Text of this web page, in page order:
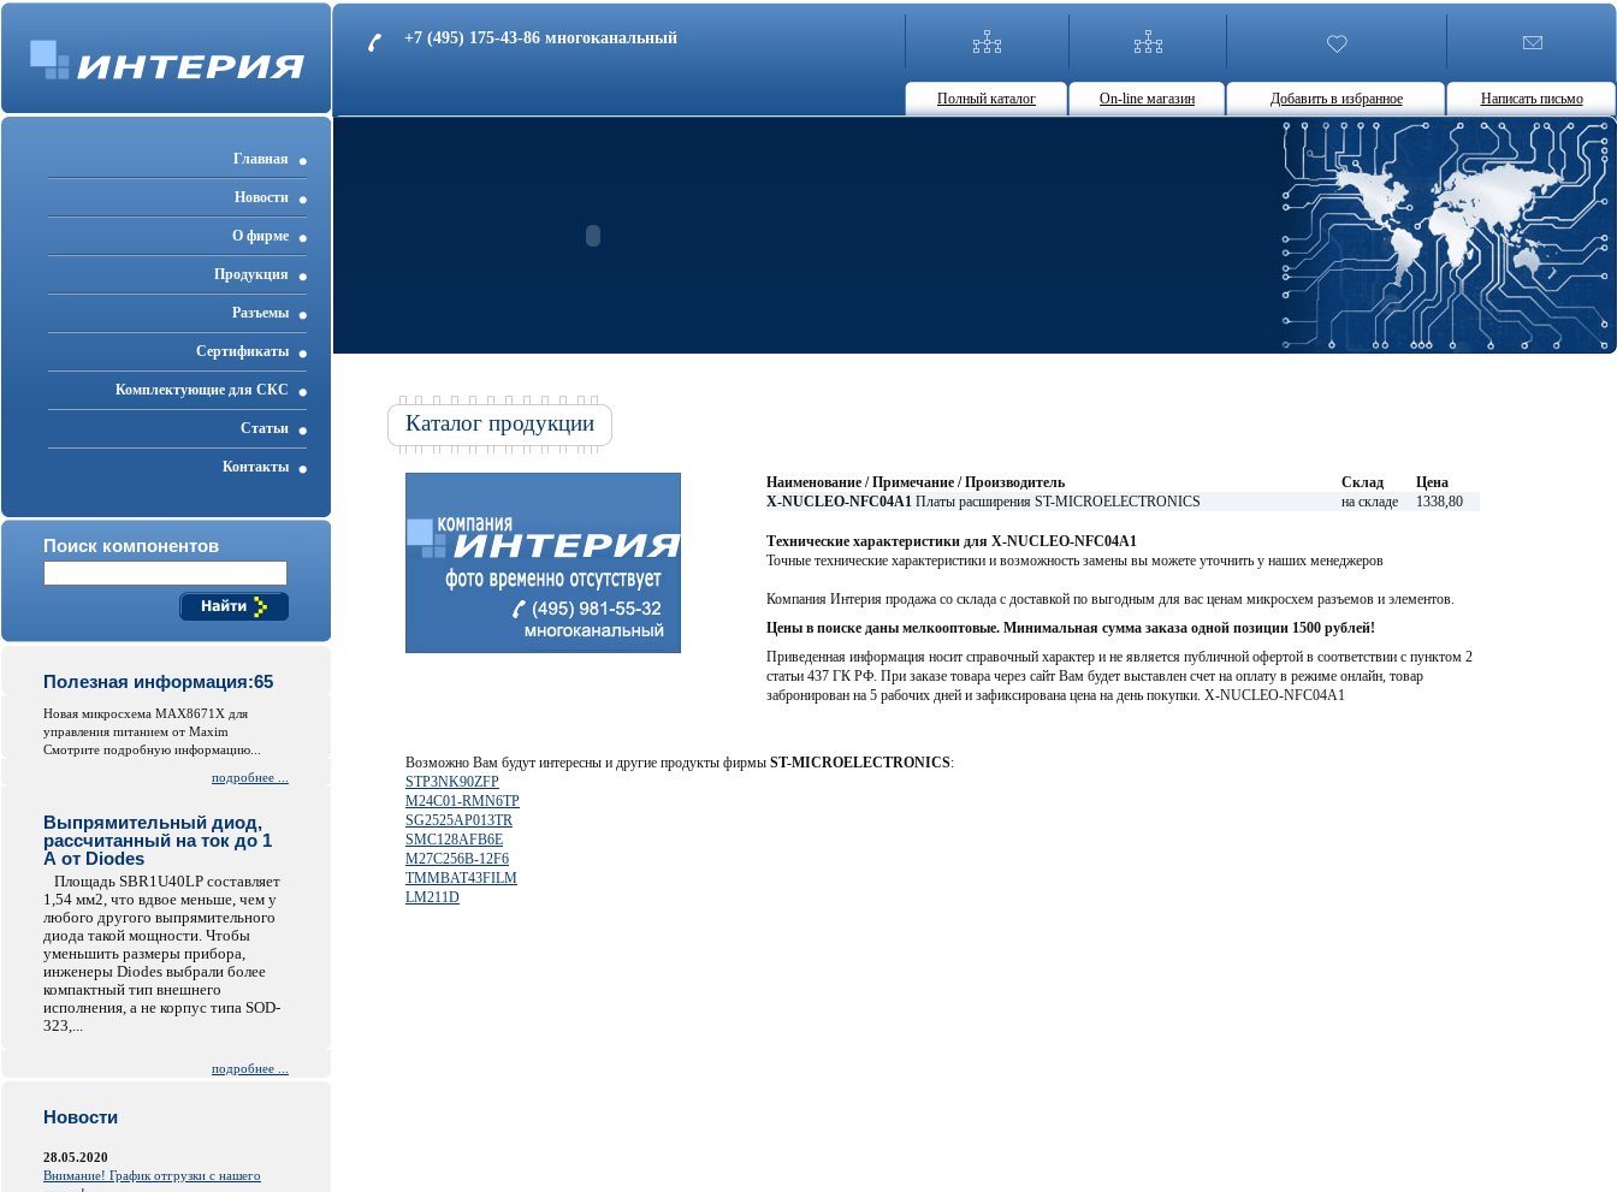
+7 (495) 175-43-86 многоканальный
Полный каталог On-line магазин Добавить в избранное Написать письмо
Главная
Новости
О фирме
Продукция
Разъемы
Cертификаты
Комплектующие для СКС
Статьи
Контакты
Поиск компонентов
Полезная информация:65
Новая микросхема MAX8671X для
управления питанием от Maxim
Смотрите подробную информацию...
подробнее ...
Выпрямительный диод,
рассчитанный на ток до 1
А от Diodes
Площадь SBR1U40LP составляет
1,54 мм2, что вдвое меньше, чем у
любого другого выпрямительного
диода такой мощности. Чтобы
уменьшить размеры прибора,
инженеры Diodes выбрали более
компактный тип внешнего
исполнения, а не корпус типа SOD-
323,...
подробнее ...
Новости
28.05.2020
Внимание! График отгрузки с нашего
Каталог продукции
Наименование / Примечание / Производитель Склад
Цена
X-NUCLEO-NFC04A1 Платы расширения ST-MICROELECTRONICS на складе 1338,80
Технические характеристики для X-NUCLEO-NFC04A1
Точные технические характеристики и возможность замены вы можете уточнить у наших менеджеров
Компания Интерия продажа со склада с доставкой по выгодным для вас ценам микросхем разъемов и элементов.
Цены в поиске даны мелкооптовые. Минимальная сумма заказа одной позиции 1500 рублей!
Приведенная информация носит справочный характер и не является публичной офертой в соответствии с пунктом 2
статьи 437 ГК РФ. При заказе товара через сайт Вам будет выставлен счет на оплату в режиме онлайн, товар
забронирован на 5 рабочих дней и зафиксирована цена на день покупки. X-NUCLEO-NFC04A1
Возможно Вам будут интересны и другие продукты фирмы ST-MICROELECTRONICS:
STP3NK90ZFP
M24C01-RMN6TP
SG2525AP013TR
SMC128AFB6E
M27C256B-12F6
TMMBAT43FILM
LM211D